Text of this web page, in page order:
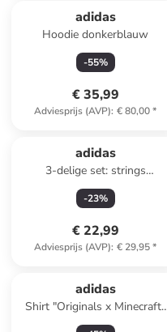
adidas
Hoodie donkerblauw
-55%
€ 35,99
Adviesprijs (AVP): € 80,00*
adidas
3-delige set: strings
beige/zwart/lichtroze
-23%
€ 22,99
Adviesprijs (AVP): € 29,95*
adidas
Shirt "Originals x Minecraft"
lichtroze